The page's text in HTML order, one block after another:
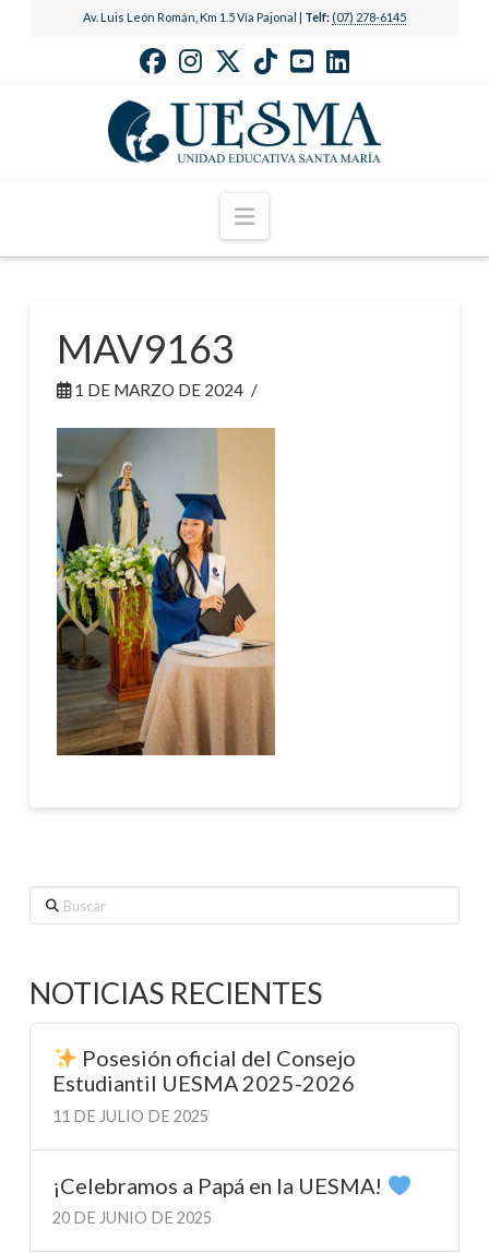
Av. Luis León Román, Km 1.5 Vía Pajonal | Telf: (07) 278-6145
Navigation
MAV9163
1 DE MARZO DE 2024
Buscar
NOTICIAS RECIENTES
Posesión oficial del Consejo
Estudiantil UESMA 2025-2026
11 DE JULIO DE 2025
¡Celebramos a Papá en la UESMA!
20 DE JUNIO DE 2025